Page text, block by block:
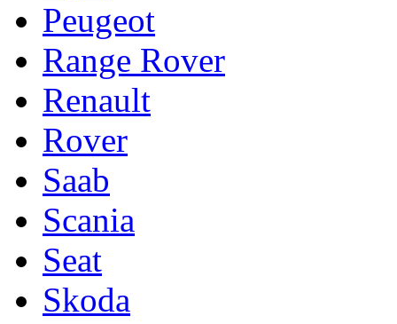
Peugeot
Range Rover
Renault
Rover
Saab
Scania
Seat
Skoda